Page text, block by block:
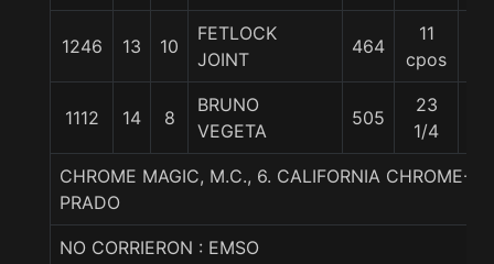
1246 13 10
FETLOCK
JOINT
464
11
cpos
1112 14 8
BRUNO
VEGETA
505
23
1/4
CHROME MAGIC, M.C., 6. CALIFORNIA CHROME-
PRADO
NO CORRIERON : EMSO